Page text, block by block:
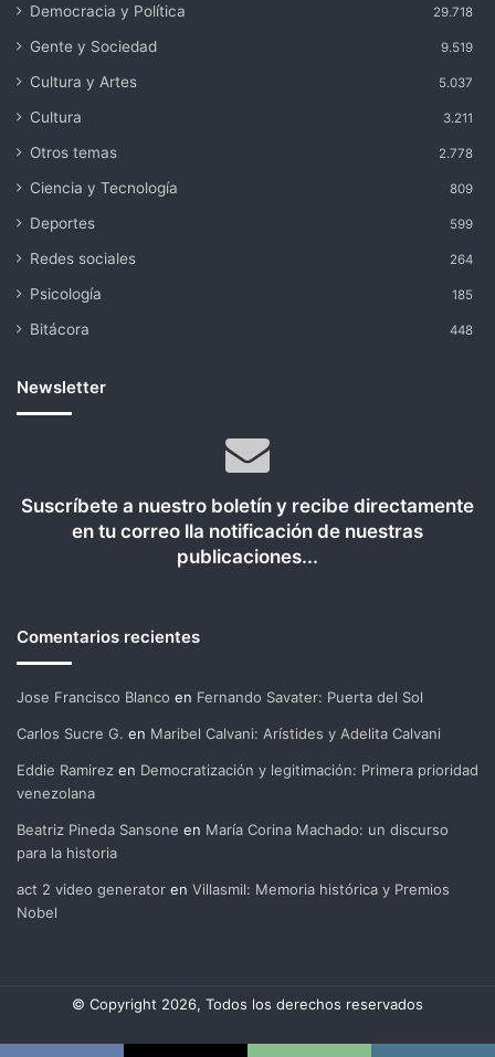
Democracia y Política 29.718
Gente y Sociedad 9.519
Cultura y Artes 5.037
Cultura 3.211
Otros temas 2.778
Ciencia y Tecnología 809
Deportes 599
Redes sociales 264
Psicología 185
Bitácora 448
Newsletter
Suscríbete a nuestro boletín y recibe directamente
en tu correo lla notificación de nuestras
publicaciones...
Comentarios recientes
Jose Francisco Blanco en Fernando Savater: Puerta del Sol
Carlos Sucre G. en Maribel Calvani: Arístides y Adelita Calvani
Eddie Ramirez en Democratización y legitimación: Primera prioridad
venezolana
Beatriz Pineda Sansone en María Corina Machado: un discurso
para la historia
act 2 video generator en Villasmil: Memoria histórica y Premios
Nobel
© Copyright 2026, Todos los derechos reservados